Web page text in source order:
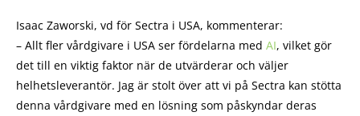
Isaac Zaworski, vd för Sectra i USA, kommenterar:
– Allt fler vårdgivare i USA ser fördelarna med AI, vilket gör
det till en viktig faktor när de utvärderar och väljer
helhetsleverantör. Jag är stolt över att vi på Sectra kan stötta
denna vårdgivare med en lösning som påskyndar deras